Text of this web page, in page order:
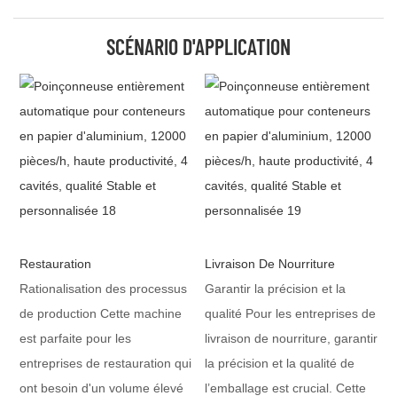
SCÉNARIO D'APPLICATION
Restauration
Rationalisation des processus
de production Cette machine
est parfaite pour les
entreprises de restauration qui
ont besoin d'un volume élevé
Livraison De Nourriture
Garantir la précision et la
qualité Pour les entreprises de
livraison de nourriture, garantir
la précision et la qualité de
l’emballage est crucial. Cette